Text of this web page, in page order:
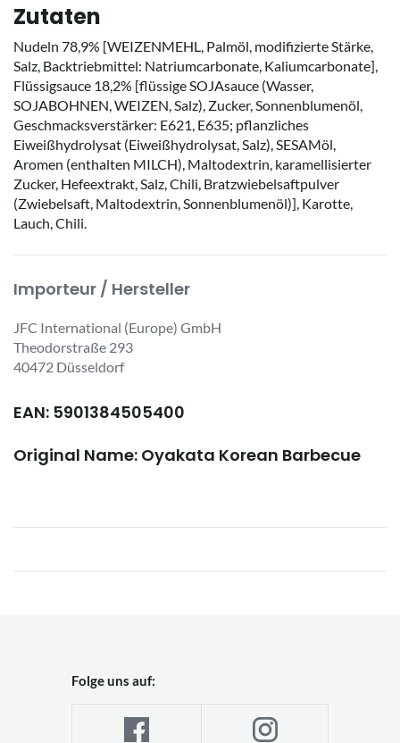
Zutaten
Nudeln 78,9% [WEIZENMEHL, Palmöl, modifizierte Stärke,
Salz, Backtriebmittel: Natriumcarbonate, Kaliumcarbonate],
Flüssigsauce 18,2% [flüssige SOJAsauce (Wasser,
SOJABOHNEN, WEIZEN, Salz), Zucker, Sonnenblumenöl,
Geschmacksverstärker: E621, E635; pflanzliches
Eiweißhydrolysat (Eiweißhydrolysat, Salz), SESAMöl,
Aromen (enthalten MILCH), Maltodextrin, karamellisierter
Zucker, Hefeextrakt, Salz, Chili, Bratzwiebelsaftpulver
(Zwiebelsaft, Maltodextrin, Sonnenblumenöl)], Karotte,
Lauch, Chili.
Importeur / Hersteller
JFC International (Europe) GmbH
Theodorstraße 293
40472 Düsseldorf
EAN: 5901384505400
Original Name: Oyakata Korean Barbecue
Folge uns auf: